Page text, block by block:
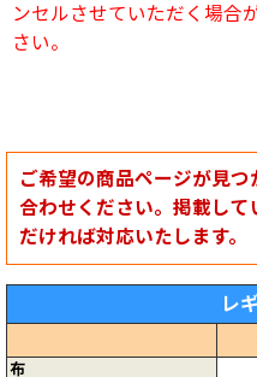
ンセルさせていただく場合
さい。
ご希望の商品ページが見
合わせください。掲載し
だければ対応いたします。
レ
布